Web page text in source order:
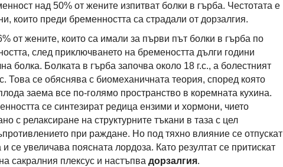
над 50% от жените изпитват болки в гърба. Честотата е
които преди бременността са страдали от дорзалгия.
от жените, които са имали за първи път болки в гърба по
след приключването на бремеността дълги години
болка. Болката в гърба започва около 18 г.с., а болестният
Това се обяснява с биомеханичната теория, според която
заема все по-голямо пространство в коремната кухина.
се синтезират редица ензими и хормони, чието
с релаксиране на структурните тъкани в таза с цел
при раждане. Но под тяхно влияние се отпускат
и се увеличава поясната лордоза. Като резултат се притискат
сакралния плексус и настъпва дорзалгия.